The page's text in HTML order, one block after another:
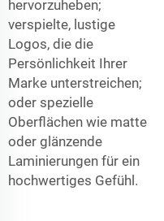
hervorzuheben;
verspielte, lustige
Logos, die die
Persönlichkeit Ihrer
Marke unterstreichen;
oder spezielle
Oberflächen wie matte
oder glänzende
Laminierungen für ein
hochwertiges Gefühl.